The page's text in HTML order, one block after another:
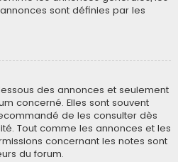
sont définies par les
des annonces et seulement
concerné. Elles sont souvent
de les consulter dès
Tout comme les annonces et les
concernant les notes sont
du forum.